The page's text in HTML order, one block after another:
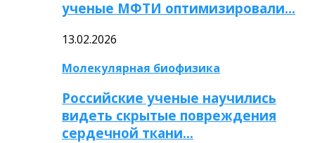
ученые МФТИ оптимизировали…
13.02.2026
Молекулярная биофизика
Российские ученые научились
видеть скрытые повреждения
сердечной ткани…